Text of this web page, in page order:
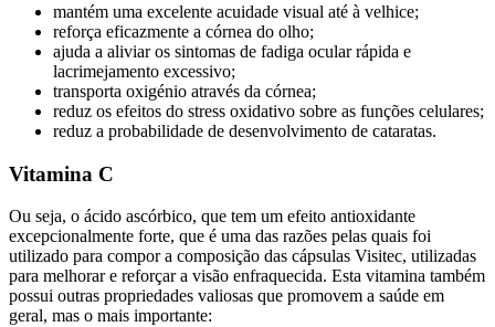
mantém uma excelente acuidade visual até à velhice;
reforça eficazmente a córnea do olho;
ajuda a aliviar os sintomas de fadiga ocular rápida e
lacrimejamento excessivo;
transporta oxigénio através da córnea;
reduz os efeitos do stress oxidativo sobre as funções celulares;
reduz a probabilidade de desenvolvimento de cataratas.
Vitamina C
Ou seja, o ácido ascórbico, que tem um efeito antioxidante
excepcionalmente forte, que é uma das razões pelas quais foi
utilizado para compor a composição das cápsulas Visitec, utilizadas
para melhorar e reforçar a visão enfraquecida. Esta vitamina também
possui outras propriedades valiosas que promovem a saúde em
geral, mas o mais importante: